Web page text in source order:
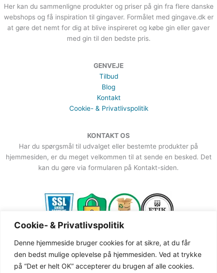
Cookie- & Privatlivspolitik
Denne hjemmeside bruger cookies for at sikre, at du får
den bedst mulige oplevelse på hjemmesiden. Ved at trykke
på “Det er helt OK” accepterer du brugen af alle cookies.
Her kan du sammenligne produkter og priser på gin fra flere danske
webshops og få inspiration til gingaver. Formålet med gingave.dk er
at gøre det nemt for dig at blive inspireret og købe gin eller gaver
med gin til den bedste pris.
GENVEJE
Tilbud
Blog
Kontakt
Cookie- & Privatlivspolitik
KONTAKT OS
Har du spørgsmål til udvalget eller bestemte produkter på
hjemmesiden, er du meget velkommen til at sende en besked. Det
kan du gøre via formularen på Kontakt-siden.